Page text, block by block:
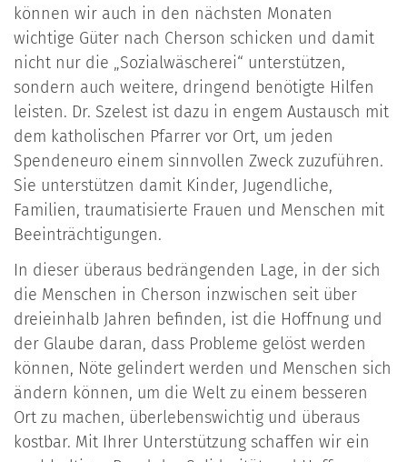
können wir auch in den nächsten Monaten
wichtige Güter nach Cherson schicken und damit
nicht nur die „Sozialwäscherei“ unterstützen,
sondern auch weitere, dringend benötigte Hilfen
leisten. Dr. Szelest ist dazu in engem Austausch mit
dem katholischen Pfarrer vor Ort, um jeden
Spendeneuro einem sinnvollen Zweck zuzuführen.
Sie unterstützen damit Kinder, Jugendliche,
Familien, traumatisierte Frauen und Menschen mit
Beeinträchtigungen.
In dieser überaus bedrängenden Lage, in der sich
die Menschen in Cherson inzwischen seit über
dreieinhalb Jahren befinden, ist die Hoffnung und
der Glaube daran, dass Probleme gelöst werden
können, Nöte gelindert werden und Menschen sich
ändern können, um die Welt zu einem besseren
Ort zu machen, überlebenswichtig und überaus
kostbar. Mit Ihrer Unterstützung schaffen wir ein